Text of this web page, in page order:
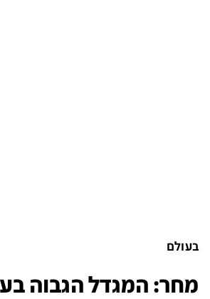
בעולם
מחר: המגדל הגבוה